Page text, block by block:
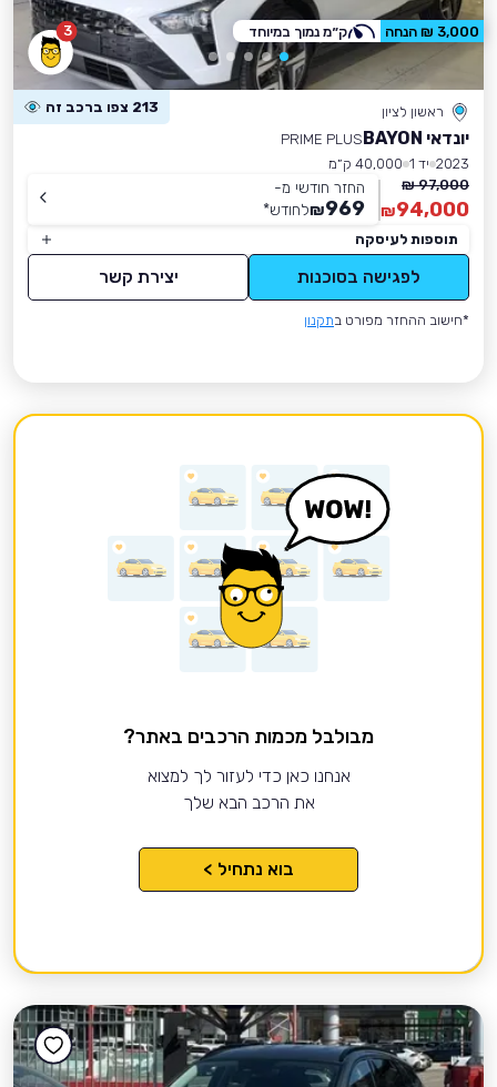
3
ראשון לציון 213 צפו ברכב זה
יונדאי BAYON
PRIME PLUS
2023 יד 1
40,000 ק״מ
97,000 ₪
94,000
₪
החזר חודשי מ-
969
₪לחודש*
תוספות לעיסקה
לפגישה בסוכנות יצירת קשר
*חישוב ההחזר מפורט בתקנון
3,000 ₪ הנחה ק״מ נמוך במיוחד
מבולבל מכמות הרכבים באתר?
אנחנו כאן כדי לעזור לך למצוא
את הרכב הבא שלך
בוא נתחיל >